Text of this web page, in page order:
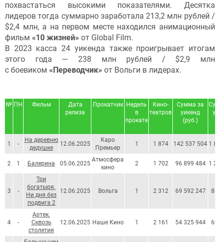
похвастаться высокими показателями. Десятка
лидеров тогда суммарно заработала 213,2 млн рублей /
$2,4 млн, а на первом месте находился анимационный
фильм «10 жизней» от Global Film.
В 2023 касса 24 уикенда также проигрывает итогам
этого года — 238 млн рублей / $2,9 млн
с боевиком «Переводчик» от Вольги в лидерах.
№ ПН Фильм
Дата
релиза
Прокатчик Недель
в
прокате
Кино-
театров
Сумма за
уикенд
(руб.)
1 -
На деревню
дедушке
12.06.2025
Каро
Премьер
1 1 874 142 537 504 1
2 1 Балерина 05.06.2025
Атмосфера
кино
2 1 702 96 899 484 1
3 -
Три
богатыря.
Ни дня без
подвига 2
12.06.2025 Вольга 1 2 312 69 592 247
4 -
Артек.
Сквозь
столетия
12.06.2025 Наше Кино 1 2 161 54 325 944